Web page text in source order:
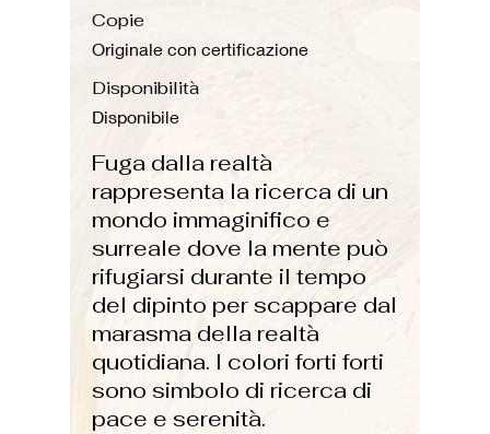
Copie
Originale con certificazione
Disponibilità
Disponibile
Fuga dalla realtà
rappresenta la ricerca di un
mondo immaginifico e
surreale dove la mente può
rifugiarsi durante il tempo
del dipinto per scappare dal
marasma della realtà
quotidiana. I colori forti forti
sono simbolo di ricerca di
pace e serenità.